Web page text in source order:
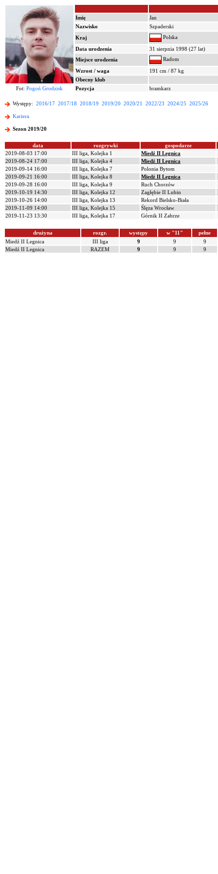
Imię
Jan
Nazwisko
Szpaderski
Kraj
Polska
Data urodzenia
31 sierpnia 1998 (27 lat)
Miejsce urodzenia
Radom
Wzrost / waga
191 cm / 87 kg
Obecny klub
Fot: Pogoń Grodzisk Pozycja bramkarz
Występy: 2016/17 2017/18 2018/19 2019/20 2020/21 2022/23 2024/25 2025/26
Kariera
Sezon 2019/20
data rozgrywki
gospodarze
2019-08-03 17:00
III liga, Kolejka 1
Miedź II Legnica
2019-08-24 17:00
III liga, Kolejka 4
Miedź II Legnica
2019-09-14 16:00
III liga, Kolejka 7
Polonia Bytom
2019-09-21 16:00
III liga, Kolejka 8
Miedź II Legnica
2019-09-28 16:00
III liga, Kolejka 9
Ruch Chorzów
2019-10-19 14:30
III liga, Kolejka 12
Zagłębie II Lubin
2019-10-26 14:00
III liga, Kolejka 13
Rekord Bielsko-Biała
2019-11-09 14:00
III liga, Kolejka 15
Ślęza Wrocław
2019-11-23 13:30
III liga, Kolejka 17 Górnik II Zabrze
drużyna rozgr. występy w "11"
pełne
Miedź II Legnica
III liga 9 9
9
Miedź II Legnica
RAZEM 9 9 9